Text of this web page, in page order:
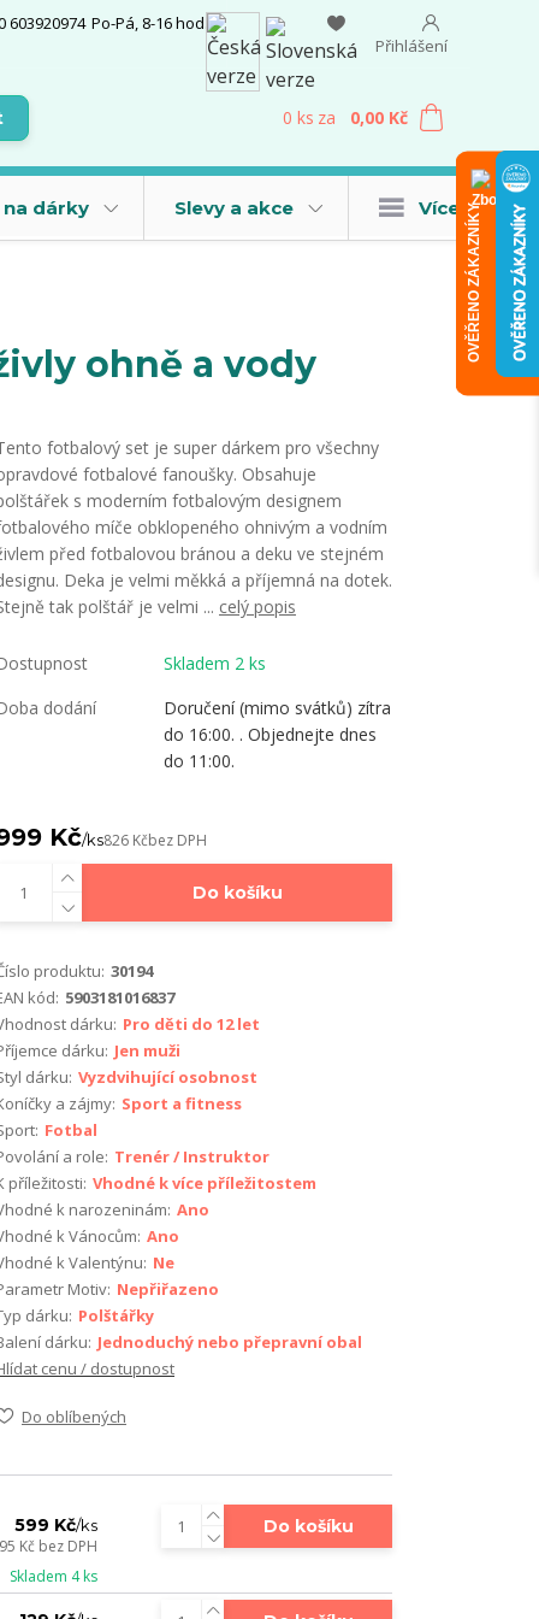
Přihlášení
603920974 Po-Pá, 8-16 hod.
0 ks za 0,00 Kč
dárky Slevy a akce Více
ohně a vody
fotbalový set je super dárkem pro všechny
fotbalové fanoušky. Obsahuje
s moderním fotbalovým designem
míče obklopeného ohnivým a vodním
před fotbalovou bránou a deku ve stejném
Deka je velmi měkká a příjemná na dotek.
tak polštář je velmi ... celý popis
Skladem 2 ks
dodání
Doručení (mimo svátků) zítra
do 16:00. . Objednejte dnes
do 11:00.
Kč/ks826 Kčbez DPH
Do košíku
produktu: 30194
kód: 5903181016837
dárku: Pro děti do 12 let
dárku: Jen muži
dárku: Vyzdvihující osobnost
a zájmy: Sport a fitness
Fotbal
a role: Trenér / Instruktor
příležitosti: Vhodné k více příležitostem
k narozeninám: Ano
k Vánocům: Ano
k Valentýnu: Ne
Motiv: Nepřiřazeno
dárku: Polštářky
dárku: Jednoduchý nebo přepravní obal
cenu / dostupnost
Do oblíbených
599 Kč/ks
Kč bez DPH
Skladem 4 ks
Do košíku
OVĚŘENO ZÁKAZNÍKY